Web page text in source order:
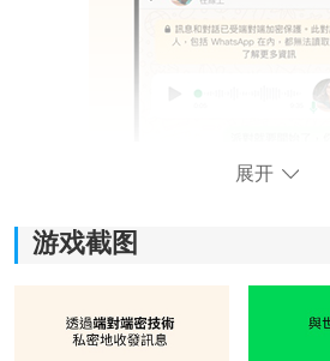
展开
游戏截图